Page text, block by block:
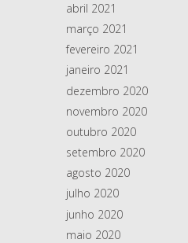
abril 2021
março 2021
fevereiro 2021
janeiro 2021
dezembro 2020
novembro 2020
outubro 2020
setembro 2020
agosto 2020
julho 2020
junho 2020
maio 2020